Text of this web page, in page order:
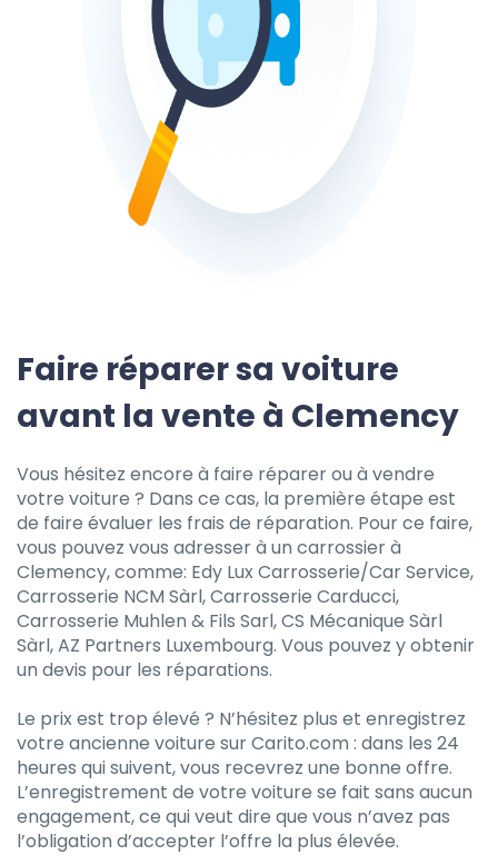
Faire réparer sa voiture
avant la vente à Clemency
Vous hésitez encore à faire réparer ou à vendre
votre voiture ? Dans ce cas, la première étape est
de faire évaluer les frais de réparation. Pour ce faire,
vous pouvez vous adresser à un carrossier à
Clemency, comme: Edy Lux Carrosserie/Car Service,
Carrosserie NCM Sàrl, Carrosserie Carducci,
Carrosserie Muhlen & Fils Sarl, CS Mécanique Sàrl
Sàrl, AZ Partners Luxembourg. Vous pouvez y obtenir
un devis pour les réparations.
Le prix est trop élevé ? N’hésitez plus et enregistrez
votre ancienne voiture sur Carito.com : dans les 24
heures qui suivent, vous recevrez une bonne offre.
L’enregistrement de votre voiture se fait sans aucun
engagement, ce qui veut dire que vous n’avez pas
l’obligation d’accepter l’offre la plus élevée.